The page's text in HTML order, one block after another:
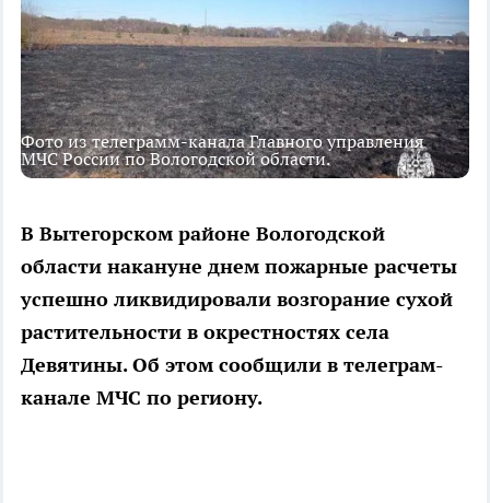
Фото из телеграмм-канала Главного управления
МЧС России по Вологодской области.
В Вытегорском районе Вологодской
области накануне днем пожарные расчеты
успешно ликвидировали возгорание сухой
растительности в окрестностях села
Девятины. Об этом сообщили в телеграм-
канале МЧС по региону.